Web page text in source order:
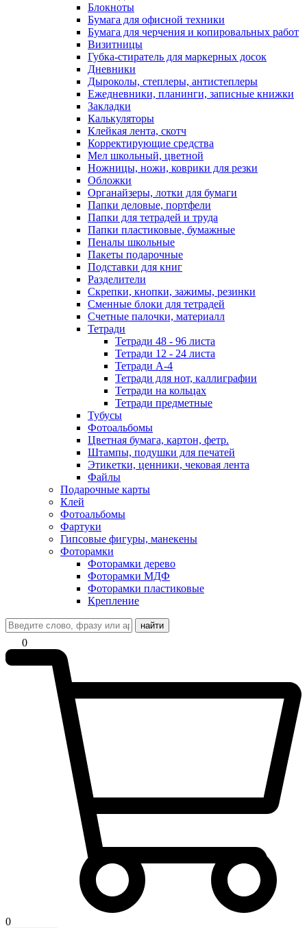
Блокноты
Бумага для офисной техники
Бумага для черчения и копировальных работ
Визитницы
Губка-стиратель для маркерных досок
Дневники
Дыроколы, степлеры, антистеплеры
Ежедневники, планинги, записные книжки
Закладки
Калькуляторы
Клейкая лента, скотч
Корректирующие средства
Мел школьный, цветной
Ножницы, ножи, коврики для резки
Обложки
Органайзеры, лотки для бумаги
Папки деловые, портфели
Папки для тетрадей и труда
Папки пластиковые, бумажные
Пеналы школьные
Пакеты подарочные
Подставки для книг
Разделители
Скрепки, кнопки, зажимы, резинки
Сменные блоки для тетрадей
Счетные палочки, материалл
Тетради
Тетради 48 - 96 листа
Тетради 12 - 24 листа
Тетради А-4
Тетради для нот, каллиграфии
Тетради на кольцах
Тетради предметные
Тубусы
Фотоальбомы
Цветная бумага, картон, фетр.
Штампы, подушки для печатей
Этикетки, ценники, чековая лента
Файлы
Подарочные карты
Клей
Фотоальбомы
Фартуки
Гипсовые фигуры, манекены
Фоторамки
Фоторамки дерево
Фоторамки МДФ
Фоторамки пластиковые
Крепление
найти
0
0